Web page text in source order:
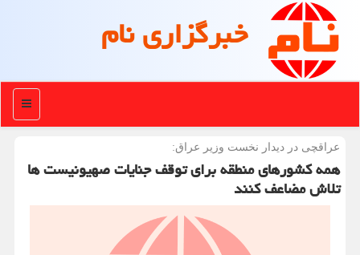
خبرگزاری نام
منو
عراقچی در دیدار نخست وزیر عراق:
همه کشورهای منطقه برای توقف جنایات صهیونیست ها
تلاش مضاعف کنند